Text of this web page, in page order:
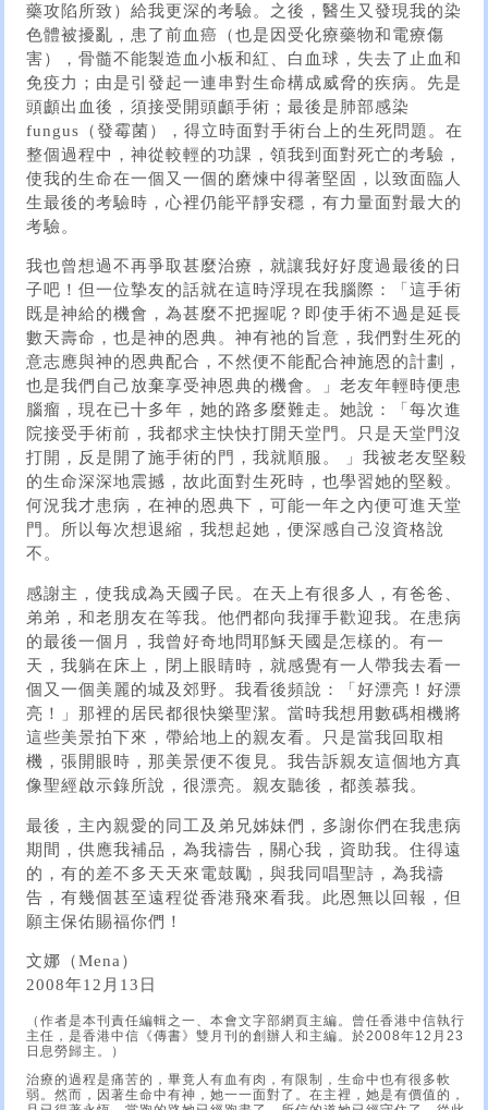
藥攻陷所致）給我更深的考驗。之後，醫生又發現我的染
色體被擾亂，患了前血癌（也是因受化療藥物和電療傷
害），骨髓不能製造血小板和紅、白血球，失去了止血和
免疫力；由是引發起一連串對生命構成威脅的疾病。先是
頭顱出血後，須接受開頭顱手術；最後是肺部感染
fungus（發霉菌），得立時面對手術台上的生死問題。在
整個過程中，神從較輕的功課，領我到面對死亡的考驗，
使我的生命在一個又一個的磨煉中得著堅固，以致面臨人
生最後的考驗時，心裡仍能平靜安穩，有力量面對最大的
考驗。
我也曾想過不再爭取甚麼治療，就讓我好好度過最後的日
子吧！但一位摯友的話就在這時浮現在我腦際：「這手術
既是神給的機會，為甚麼不把握呢？即使手術不過是延長
數天壽命，也是神的恩典。神有祂的旨意，我們對生死的
意志應與神的恩典配合，不然便不能配合神施恩的計劃，
也是我們自己放棄享受神恩典的機會。」老友年輕時便患
腦瘤，現在已十多年，她的路多麼難走。她說：「每次進
院接受手術前，我都求主快快打開天堂門。只是天堂門沒
打開，反是開了施手術的門，我就順服。 」我被老友堅毅
的生命深深地震撼，故此面對生死時，也學習她的堅毅。
何況我才患病，在神的恩典下，可能一年之內便可進天堂
門。所以每次想退縮，我想起她，便深感自己沒資格說
不。
感謝主，使我成為天國子民。在天上有很多人，有爸爸、
弟弟，和老朋友在等我。他們都向我揮手歡迎我。在患病
的最後一個月，我曾好奇地問耶穌天國是怎樣的。有一
天，我躺在床上，閉上眼睛時，就感覺有一人帶我去看一
個又一個美麗的城及郊野。我看後頻說：「好漂亮！好漂
亮！」那裡的居民都很快樂聖潔。當時我想用數碼相機將
這些美景拍下來，帶給地上的親友看。只是當我回取相
機，張開眼時，那美景便不復見。我告訴親友這個地方真
像聖經啟示錄所說，很漂亮。親友聽後，都羨慕我。
最後，主內親愛的同工及弟兄姊妹們，多謝你們在我患病
期間，供應我補品，為我禱告，關心我，資助我。住得遠
的，有的差不多天天來電鼓勵，與我同唱聖詩，為我禱
告，有幾個甚至遠程從香港飛來看我。此恩無以回報，但
願主保佑賜福你們！
文娜（Mena）
2008年12月13日
（作者是本刊責任編輯之一、本會文字部網頁主編。曾任香港中信執行
主任，是香港中信《傳書》雙月刊的創辦人和主編。於2008年12月23
日息勞歸主。）
治療的過程是痛苦的，畢竟人有血有肉，有限制，生命中也有很多軟
弱。然而，因著生命中有神，她一一面對了。在主裡，她是有價值的，